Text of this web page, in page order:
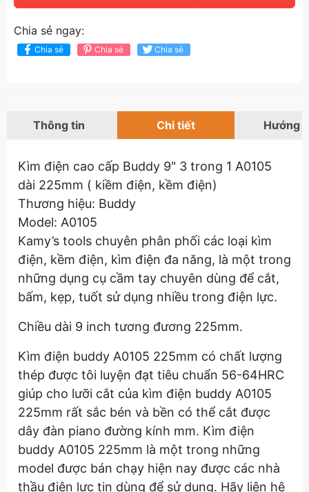
Chia sẻ ngay:
Chia sẻ Chia sẻ Chia sẻ
Thông tin Chi tiết Hướng
Kìm điện cao cấp Buddy 9" 3 trong 1 A0105
dài 225mm ( kiềm điện, kềm điện)
Thương hiệu: Buddy
Model: A0105
Kamy’s tools chuyên phân phối các loại kìm
điện, kềm điện, kìm điện đa năng, là một trong
những dụng cụ cầm tay chuyên dùng để cắt,
bấm, kẹp, tuốt sử dụng nhiều trong điện lực.
Chiều dài 9 inch tương đương 225mm.
Kìm điện buddy A0105 225mm có chất lượng
thép được tôi luyện đạt tiêu chuẩn 56-64HRC
giúp cho lưỡi cắt của kìm điện buddy A0105
225mm rất sắc bén và bền có thể cắt được
dây đàn piano đường kính mm. Kìm điện
buddy A0105 225mm là một trong những
model được bán chạy hiện nay được các nhà
thầu điện lực tin dùng để sử dụng. Hãy liên hệ